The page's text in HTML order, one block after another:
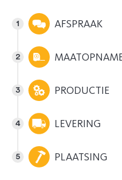
AFSPRAAK
PRODUCTIE
LEVERING
PLAATSING